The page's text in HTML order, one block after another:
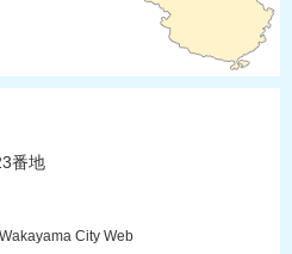
番地
City Web